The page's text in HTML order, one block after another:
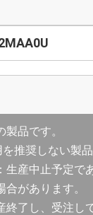
品です。
推奨しない製品
生産中止予定で
があります。
了し、受注し